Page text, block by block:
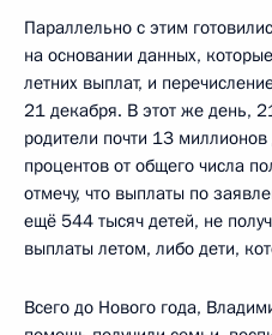
Параллельно с этим
на основании данных,
летних выплат, и
21 декабря. В этот же день,
родители почти 13
процентов от общего числа
отмечу, что выплаты по
ещё 544 тысяч детей, не
выплаты летом, либо дети,
Всего до Нового года,